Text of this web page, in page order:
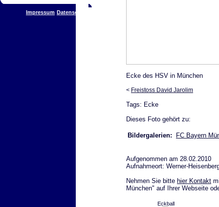
Impressum Datenschutz
Ecke des HSV in München
< Freistoss David Jarolim
Tags: Ecke
Dieses Foto gehört zu:
Bildergalerien: FC Bayern
Aufgenommen am 28.02.2010
Aufnahmeort: Werner-
Nehmen Sie bitte hier Kontakt
München" auf Ihrer Webseite
Eckball